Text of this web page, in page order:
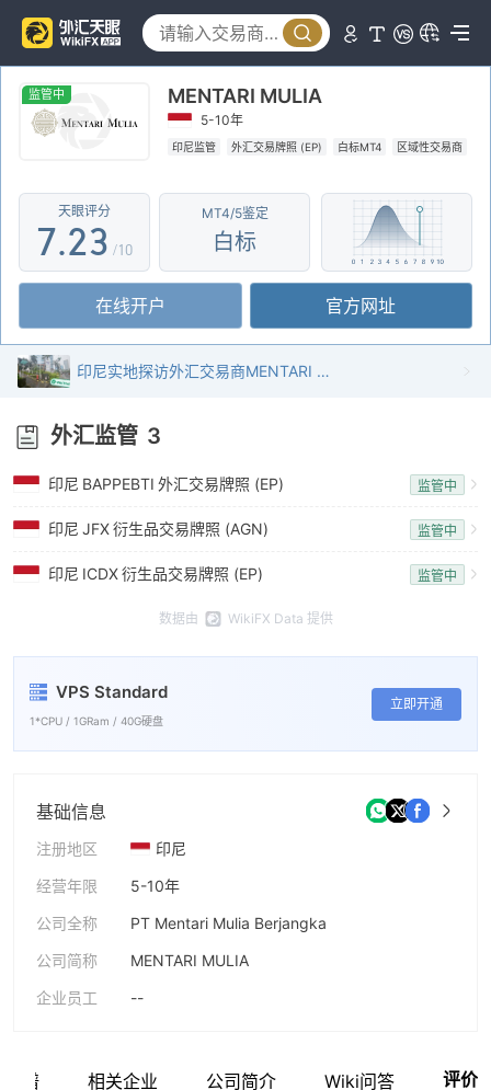
监管中 MENTARI MULIA
5-10年
印尼监管 外汇交易牌照 (EP) 白标MT4 区域性交易商
天眼评分
2
3
4
6
7
8
9
.
1
2
3
4
5
6
7
8
9
0
2
3
4
5
6
7
8
9
/10
MT4/5鉴定
白标
在线开户 官方网址
印尼实地探访外汇交易商MENTARI MULIA 存在真实展业场所
外汇监管 3
印尼 BAPPEBTI 外汇交易牌照 (EP) 监管中
印尼 JFX衍生品交易牌照 (AGN) 监管中
印尼 ICDX衍生品交易牌照 (EP) 监管中
数据由 WikiFX Data 提供
VPS Standard
1*CPU / 1GRam / 40G硬盘
立即开通
基础信息
注册地区
印尼
经营年限
5-10年
公司全称
PT Mentari Mulia Berjangka
公司简称
MENTARI MULIA
企业员工
--
族谱 相关企业 公司简介 Wiki问答 评价